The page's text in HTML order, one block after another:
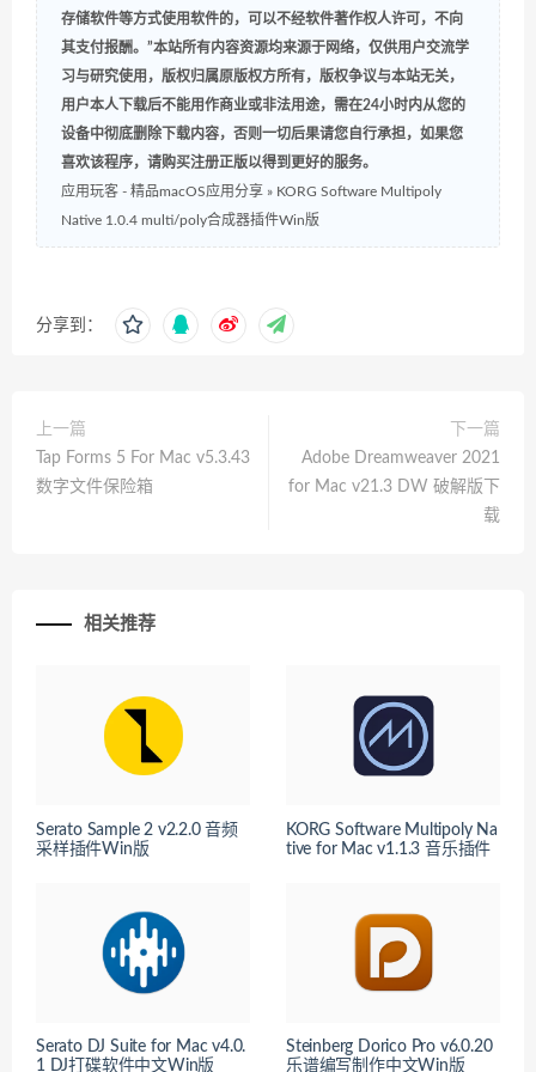
存储软件等方式使用软件的，可以不经软件著作权人许可，不向
其支付报酬。”本站所有内容资源均来源于网络，仅供用户交流学
习与研究使用，版权归属原版权方所有，版权争议与本站无关，
用户本人下载后不能用作商业或非法用途，需在24小时内从您的
设备中彻底删除下载内容，否则一切后果请您自行承担，如果您
喜欢该程序，请购买注册正版以得到更好的服务。
应用玩客 - 精品macOS应用分享 » KORG Software Multipoly
Native 1.0.4 multi/poly合成器插件Win版
分享到：
上一篇
Tap Forms 5 For Mac v5.3.43
数字文件保险箱
下一篇
Adobe Dreamweaver 2021
for Mac v21.3 DW 破解版下
载
相关推荐
Serato Sample 2 v2.2.0 音频
采样插件Win版
KORG Software Multipoly Na
tive for Mac v1.1.3 音乐插件
Serato DJ Suite for Mac v4.0.
1 DJ打碟软件中文Win版
Steinberg Dorico Pro v6.0.20
乐谱编写制作中文Win版